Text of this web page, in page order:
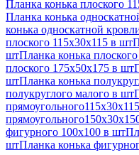
Планка конька плоского
Планка конька
конька односкатной
плоского 115х30х115 в шт
штПланка конька
плоского 175х50х175 в шт
штПланка конька
полукруглого малого в шт
фигурного 100x100 в шт
штПланка конька